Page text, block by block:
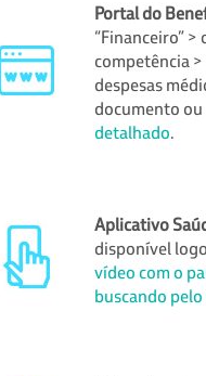
Portal do
“Financeiro”
competência
despesas
documento ou
detalhado.
Aplicativo
disponível
vídeo com o
buscando